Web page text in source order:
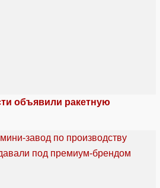
объявили ракетную